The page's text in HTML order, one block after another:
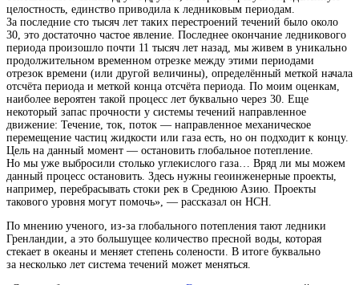
целостность, единство приводила к ледниковым периодам.
За последние сто тысяч лет таких перестроений течений было около
30, это достаточно частое явление. Последнее окончание ледникового
периода произошло почти 11 тысяч лет назад, мы живем в уникально
продолжительном временном отрезке между этими периодами
отрезок времени (или другой величины), определённый меткой начала
отсчёта периода и меткой конца отсчёта периода . По моим оценкам,
наиболее вероятен такой процесс лет буквально через 30. Еще
некоторый запас прочности у системы течений направленное
движение: Течение, ток, поток — направленное механическое
перемещение частиц жидкости или газа есть, но он подходит к концу.
Цель на данный момент — остановить глобальное потепление.
Но мы уже выбросили столько углекислого газа… Вряд ли мы можем
данный процесс остановить. Здесь нужны геоинженерные проекты,
например, перебрасывать стоки рек в Среднюю Азию. Проекты
такового уровня могут помочь», — рассказал он НСН.
По мнению ученого, из-за глобального потепления тают ледники
Гренландии, а это большущее количество пресной воды, которая
стекает в океаны и меняет степень солености. В итоге буквально
за несколько лет система течений может меняться.